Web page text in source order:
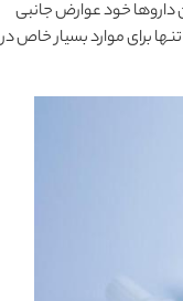
خود عوارض جانبی
برای موارد بسیار خاص در